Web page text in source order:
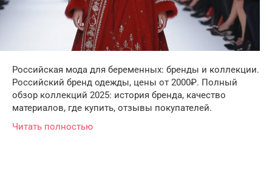
Российская мода для беременных: бренды и коллекции.
Российский бренд одежды, цены от 2000₽. Полный
обзор коллекций 2025: история бренда, качество
материалов, где купить, отзывы покупателей.
Читать полностью